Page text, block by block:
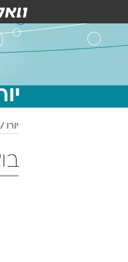
יורו
יורו